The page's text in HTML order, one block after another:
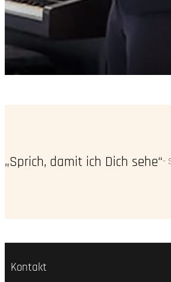
„Sprich, damit ich Dich sehe“-
Kontakt